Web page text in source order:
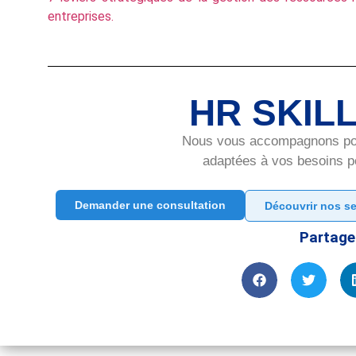
entreprises.
HR
Nous vous accompagnons
adaptées à vos besoins
Demander une consultation Découvrir nos